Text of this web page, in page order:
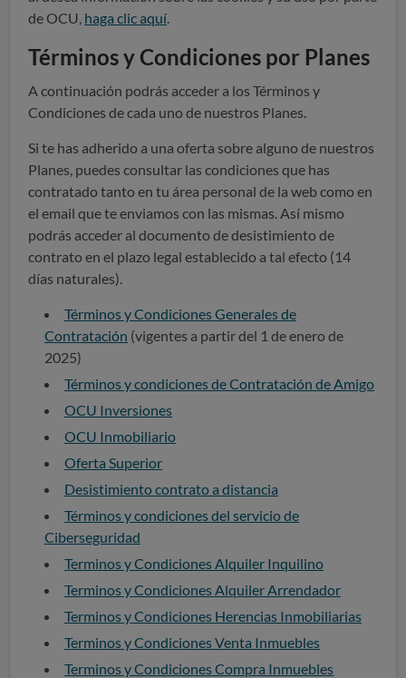
de OCU, haga clic aquí.
Términos y Condiciones por Planes
A continuación podrás acceder a los Términos y
Condiciones de cada uno de nuestros Planes.
Si te has adherido a una oferta sobre alguno de nuestros
Planes, puedes consultar las condiciones que has
contratado tanto en tu área personal de la web como en
el email que te enviamos con las mismas. Así mismo
podrás acceder al documento de desistimiento de
contrato en el plazo legal establecido a tal efecto (14
días naturales).
Términos y Condiciones Generales de
Contratación (vigentes a partir del 1 de enero de
2025)
Términos y condiciones de Contratación de Amigo
OCU Inversiones
OCU Inmobiliario
Oferta Superior
Desistimiento contrato a distancia
Términos y condiciones del servicio de
Ciberseguridad
Terminos y Condiciones Alquiler Inquilino
Terminos y Condiciones Alquiler Arrendador
Terminos y Condiciones Herencias Inmobiliarias
Terminos y Condiciones Venta Inmuebles
Terminos y Condiciones Compra Inmuebles